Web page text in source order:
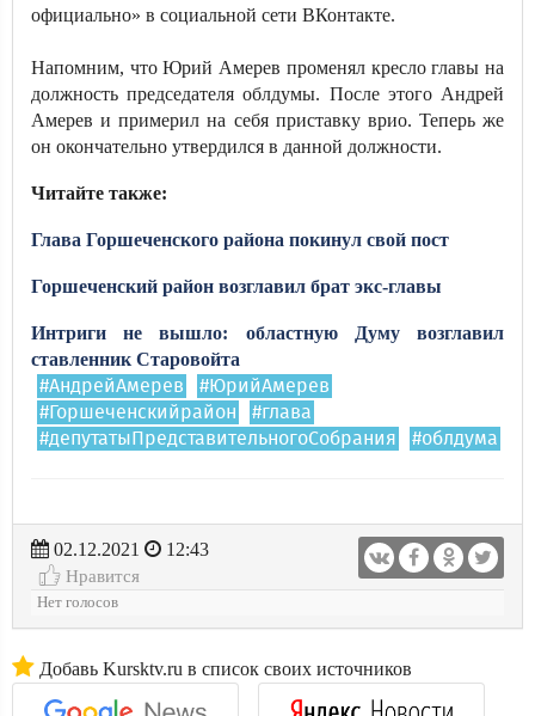
официально» в социальной сети ВКонтакте.
Напомним, что Юрий Амерев променял кресло главы на
должность председателя облдумы. После этого Андрей
Амерев и примерил на себя приставку врио. Теперь же
он окончательно утвердился в данной должности.
Читайте также:
Глава Горшеченского района покинул свой пост
Горшеченский район возглавил брат экс-главы
Интриги не вышло: областную Думу возглавил
ставленник Старовойта
#АндрейАмерев
#ЮрийАмерев
#Горшеченскийрайон
#глава
#депутатыПредставительногоСобрания
#облдума
02.12.2021
12:43
Нравится
Нет голосов
Добавь Kursktv.ru в список своих источников